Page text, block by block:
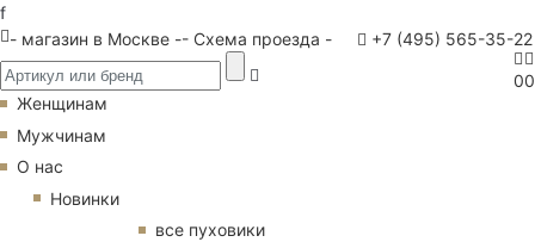
f
- магазин в Москве -- Схема проезда - +7 (495) 565-35-22
00
Женщинам
Мужчинам
О нас
Новинки
все пуховики